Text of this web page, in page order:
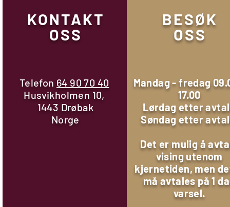
KONTAKT
OSS
Telefon 64 90 70 40
Husvikholmen 10,
1443 Drøbak
Norge
BESØK
OSS
Mandag - fredag
17.00
Lørdag etter
Søndag etter
Det er mulig å
vising utenom
kjernetiden, men
må avtales på 1
varsel.